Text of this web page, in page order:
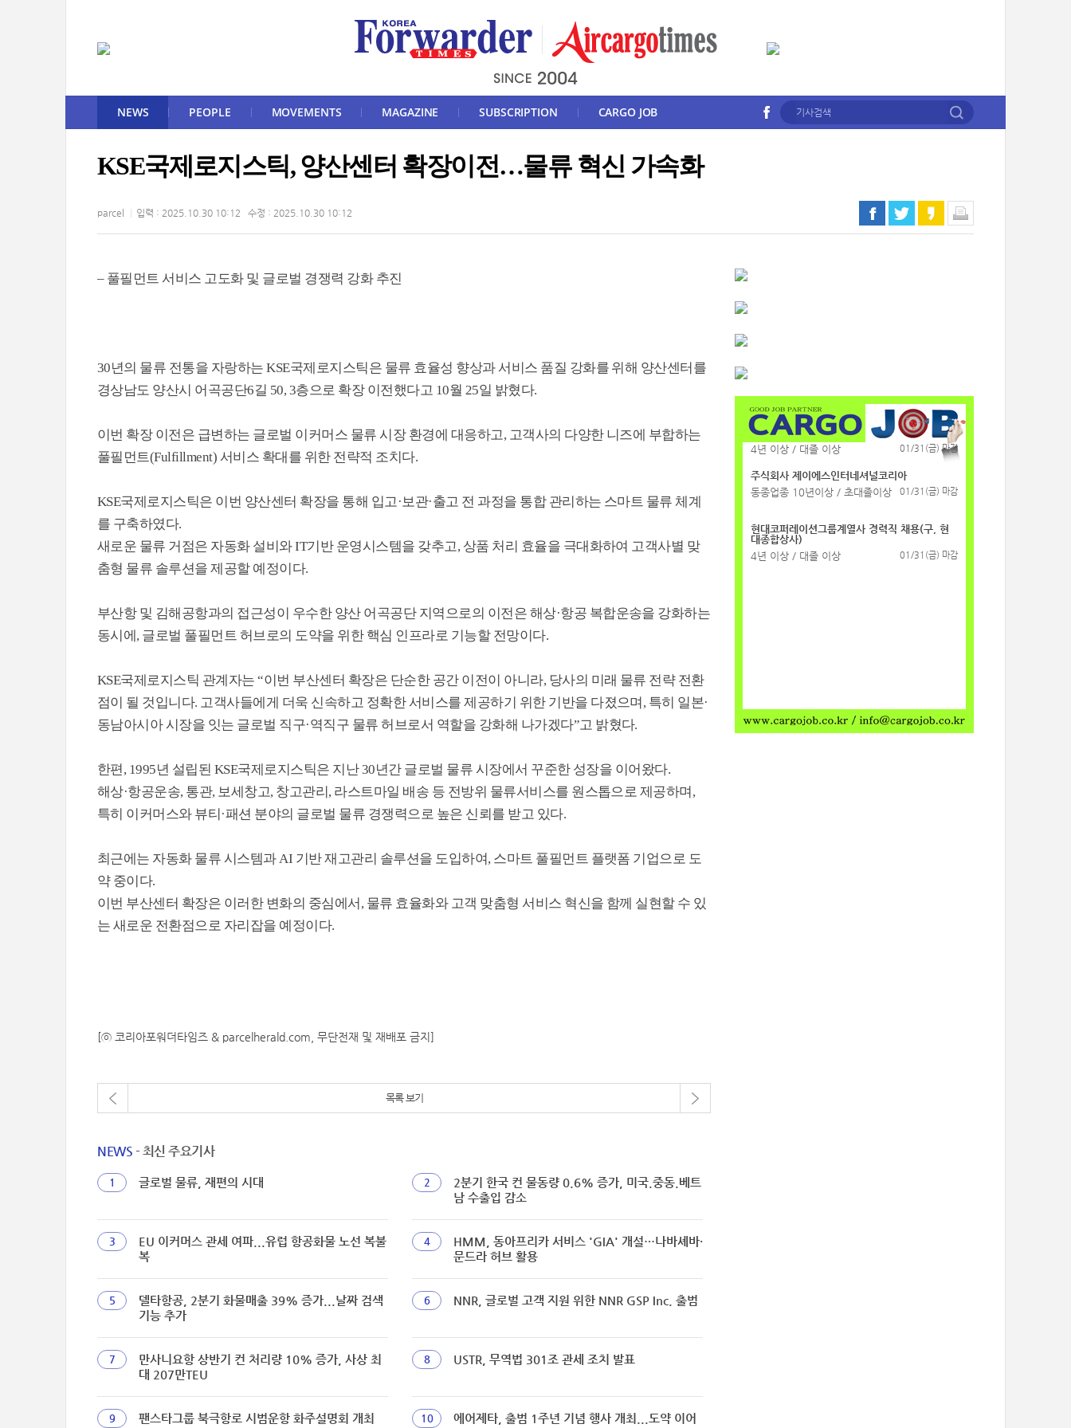
NEWS PEOPLE MOVEMENTS MAGAZINE SUBSCRIPTION CARGO JOB
KSE국제로지스틱, 양산센터 확장이전…물류 혁신 가속화
parcel 입력 : 2025.10.30 10:12 수정 : 2025.10.30 10:12
– 풀필먼트 서비스 고도화 및 글로벌 경쟁력 강화 추진
30년의 물류 전통을 자랑하는 KSE국제로지스틱은 물류 효율성 향상과 서비스 품질 강화를 위해 양산센터를
경상남도 양산시 어곡공단6길 50, 3층으로 확장 이전했다고 10월 25일 밝혔다.
이번 확장 이전은 급변하는 글로벌 이커머스 물류 시장 환경에 대응하고, 고객사의 다양한 니즈에 부합하는
풀필먼트(Fulfillment) 서비스 확대를 위한 전략적 조치다.
KSE국제로지스틱은 이번 양산센터 확장을 통해 입고·보관·출고 전 과정을 통합 관리하는 스마트 물류 체계
를 구축하였다.
새로운 물류 거점은 자동화 설비와 IT기반 운영시스템을 갖추고, 상품 처리 효율을 극대화하여 고객사별 맞
춤형 물류 솔루션을 제공할 예정이다.
부산항 및 김해공항과의 접근성이 우수한 양산 어곡공단 지역으로의 이전은 해상·항공 복합운송을 강화하는
동시에, 글로벌 풀필먼트 허브로의 도약을 위한 핵심 인프라로 기능할 전망이다.
KSE국제로지스틱 관계자는 “이번 부산센터 확장은 단순한 공간 이전이 아니라, 당사의 미래 물류 전략 전환
점이 될 것입니다. 고객사들에게 더욱 신속하고 정확한 서비스를 제공하기 위한 기반을 다졌으며, 특히 일본·
동남아시아 시장을 잇는 글로벌 직구·역직구 물류 허브로서 역할을 강화해 나가겠다”고 밝혔다.
한편, 1995년 설립된 KSE국제로지스틱은 지난 30년간 글로벌 물류 시장에서 꾸준한 성장을 이어왔다.
해상·항공운송, 통관, 보세창고, 창고관리, 라스트마일 배송 등 전방위 물류서비스를 원스톱으로 제공하며,
특히 이커머스와 뷰티·패션 분야의 글로벌 물류 경쟁력으로 높은 신뢰를 받고 있다.
최근에는 자동화 물류 시스템과 AI 기반 재고관리 솔루션을 도입하여, 스마트 풀필먼트 플랫폼 기업으로 도
약 중이다.
이번 부산센터 확장은 이러한 변화의 중심에서, 물류 효율화와 고객 맞춤형 서비스 혁신을 함께 실현할 수 있
는 새로운 전환점으로 자리잡을 예정이다.
[ⓒ 코리아포워더타임즈 & parcelherald.com, 무단전재 및 재배포 금지]
목록 보기
NEWS - 최신 주요기사
1 글로벌 물류, 재편의 시대 2
2분기 한국 컨 물동량 0.6% 증가, 미국.중동.베트
남 수출입 감소
3
EU 이커머스 관세 여파...유럽 항공화물 노선 복불
복
4
HMM, 동아프리카 서비스 'GIA' 개설…나바셰바·
문드라 허브 활용
5
델타항공, 2분기 화물매출 39% 증가...날짜 검색
기능 추가
6 NNR, 글로벌 고객 지원 위한 NNR GSP Inc. 출범
7
만사니요항 상반기 컨 처리량 10% 증가, 사상 최
대 207만TEU
8 USTR, 무역법 301조 관세 조치 발표
9 팬스타그룹 북극항로 시범운항 화주설명회 개최 10
에어제타, 출범 1주년 기념 행사 개최...도약 이어
주식회사 제이에스인터네셔널코리아
동종업종 10년이상 / 초대졸이상
01/31(금) 마감
4년 이상 / 대졸 이상
01/31(금) 마감